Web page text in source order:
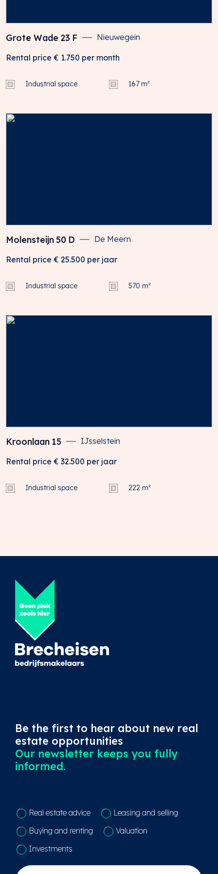
Grote Wade 23 F Nieuwegein
Rental price € 1.750 per month
Industrial space 167 m²
Molensteijn50 D De Meern
Rental price € 25.500 per jaar
Industrial space 570 m²
Kroonlaan 15 IJsselstein
Rental price € 32.500 per jaar
Industrial space 222 m²
Be the first to hear about new real
estate opportunities
Our newsletter keeps you fully
informed.
C
o
n
t
a
c
Real estate advice
Leasing and selling
Buying and renting
Valuation
Investments
N